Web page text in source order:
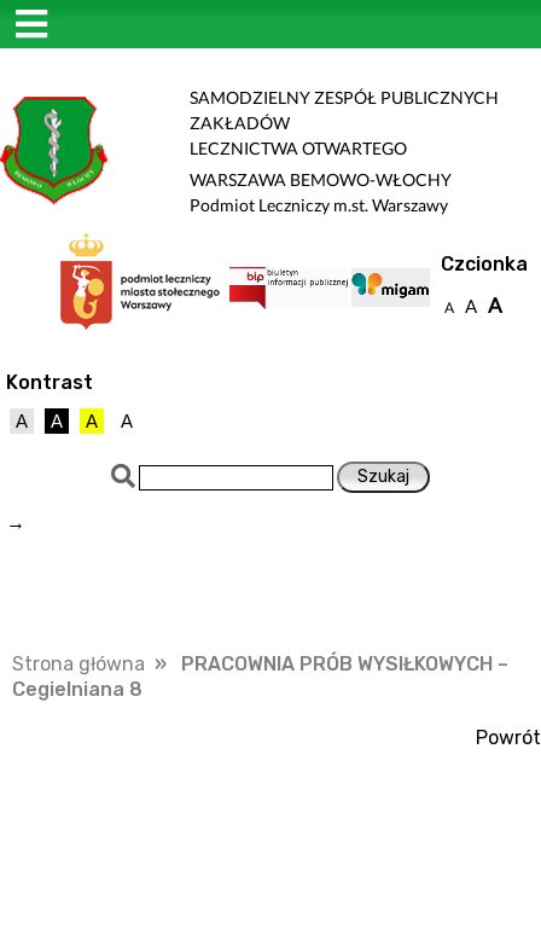
SAMODZIELNY ZESPÓŁ PUBLICZNYCH
ZAKŁADÓW
LECZNICTWA OTWARTEGO
WARSZAWA BEMOWO-WŁOCHY
Podmiot Leczniczy m.st. Warszawy
Czcionka
A A A
Kontrast
A A A A
→
Strona główna » PRACOWNIA PRÓB WYSIŁKOWYCH –
Cegielniana 8
Powrót